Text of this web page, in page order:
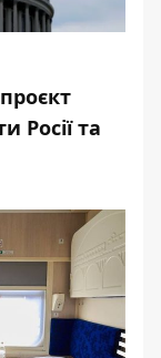
Росії та